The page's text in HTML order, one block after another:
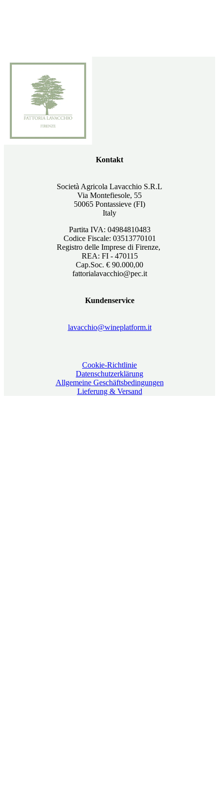
Kontakt
Società Agricola Lavacchio S.R.L
Via Montefiesole, 55
50065 Pontassieve (FI)
Italy
Partita IVA: 04984810483
Codice Fiscale: 03513770101
Registro delle Imprese di Firenze,
REA: FI - 470115
Cap.Soc. € 90.000,00
fattorialavacchio@pec.it
Kundenservice
lavacchio@wineplatform.it
Cookie-Richtlinie
Datenschutzerklärung
Allgemeine Geschäftsbedingungen
Lieferung & Versand